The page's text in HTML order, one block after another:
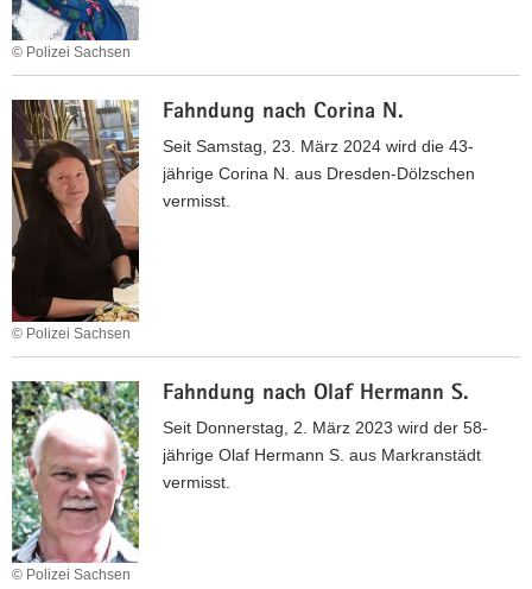
d
r
e
r
i
s
t
i
s
c
h
e
n
V
e
a
n
G
.
u
g
a
c
© Polizei Sachsen
a
h
n
a
c
h
H
e
i
d
e
m
a
Fahndung nach Corina N.
© Polizei Sachsen
Seit Samstag, 23. März 2024 wird die 43-
jährige Corina N. aus Dresden-Dölzschen
vermisst.
a
h
n
d
u
n
g
Fahndung nach Olaf Hermann S.
© Polizei Sachsen
Seit Donnerstag, 2. März 2023 wird der 58-
jährige Olaf Hermann S. aus Markranstädt
vermisst.